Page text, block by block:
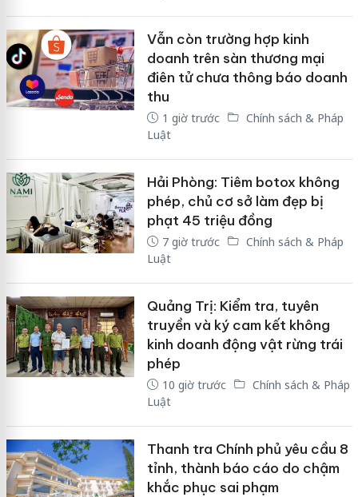
Vẫn còn trường hợp kinh
doanh trên sàn thương mại
điên tử chưa thông báo doanh
thu
1 giờ trước
Chính sách & Pháp
Luật
Hải Phòng: Tiêm botox không
phép, chủ cơ sở làm đẹp bị
phạt 45 triệu đồng
7 giờ trước
Chính sách & Pháp
Luật
Quảng Trị: Kiểm tra, tuyên
truyền và ký cam kết không
kinh doanh động vật rừng trái
phép
10 giờ trước
Chính sách & Pháp
Luật
Thanh tra Chính phủ yêu cầu 8
tỉnh, thành báo cáo do chậm
khắc phục sai phạm